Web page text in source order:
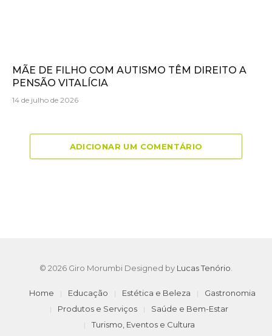
MÃE DE FILHO COM AUTISMO TÊM DIREITO A
PENSÃO VITALÍCIA
14 de julho de 2026
ADICIONAR UM COMENTÁRIO
© 2026 Giro Morumbi Designed by Lucas Tenório
Home Educação Estética e Beleza
Gastronomia
Produtos e Serviços
Saúde e Bem-Estar
Turismo, Eventos e Cultura